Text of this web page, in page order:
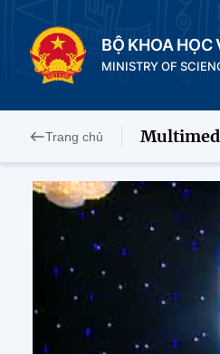
BỘ KHOA HỌC
MINISTRY OF
Trang chủ